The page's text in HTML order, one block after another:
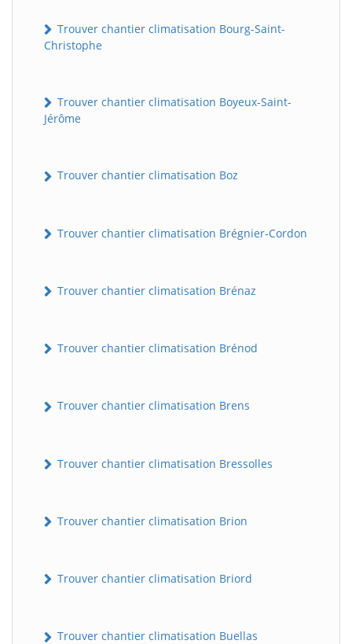
Trouver chantier climatisation Bourg-Saint-
Christophe
Trouver chantier climatisation Boyeux-Saint-
Jérôme
Trouver chantier climatisation Boz
Trouver chantier climatisation Brégnier-Cordon
Trouver chantier climatisation Brénaz
Trouver chantier climatisation Brénod
Trouver chantier climatisation Brens
Trouver chantier climatisation Bressolles
Trouver chantier climatisation Brion
Trouver chantier climatisation Briord
Trouver chantier climatisation Buellas